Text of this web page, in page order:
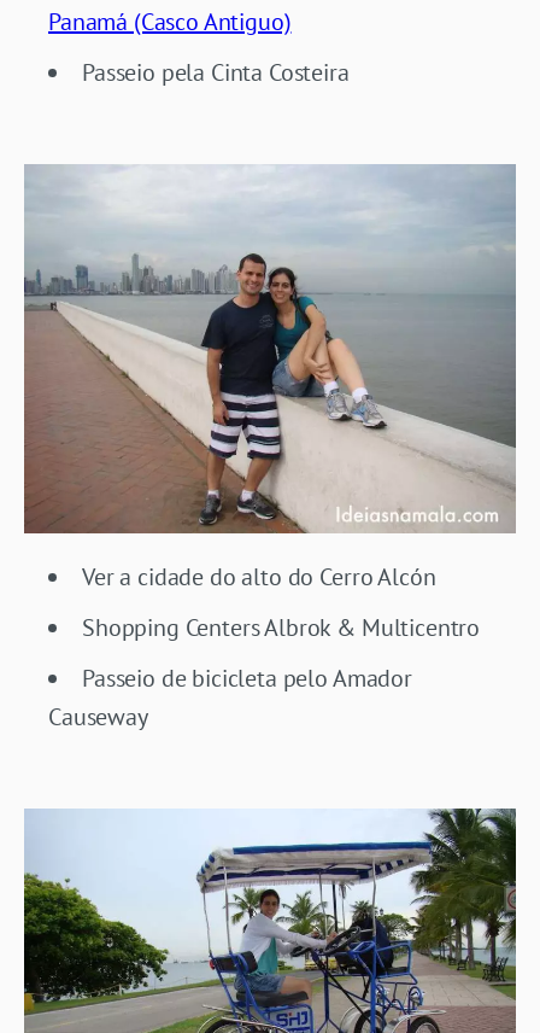
Panamá (Casco Antiguo)
Passeio pela Cinta Costeira
Ver a cidade do alto do Cerro Alcón
Shopping Centers Albrok & Multicentro
Passeio de bicicleta pelo Amador
Causeway